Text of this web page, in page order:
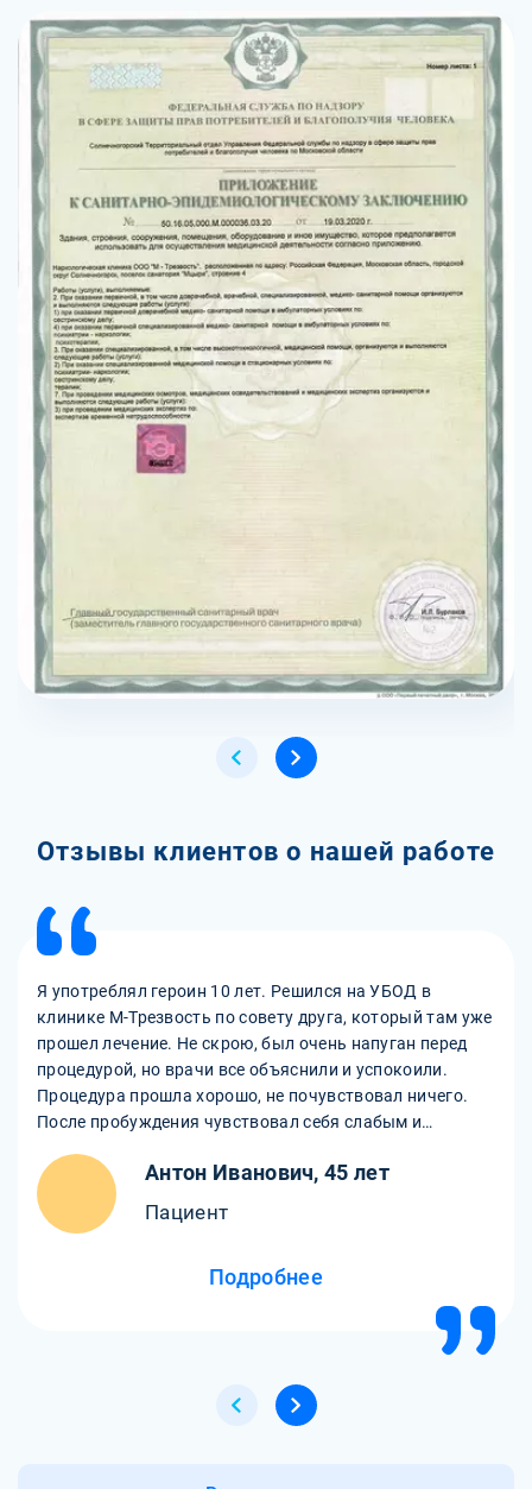
Отзывы клиентов о нашей работе
Я употреблял героин 10 лет. Решился на УБОД в
клинике М-Трезвость по совету друга, который там уже
прошел лечение. Не скрою, был очень напуган перед
процедурой, но врачи все объяснили и успокоили.
Процедура прошла хорошо, не почувствовал ничего.
После пробуждения чувствовал себя слабым и
реабилитации, чувствую себя лучше, не тянет к
наркотику. Спасибо клинике М-Трезвость за новую
жизнь!
Антон Иванович, 45 лет
Пациент
Подробнее